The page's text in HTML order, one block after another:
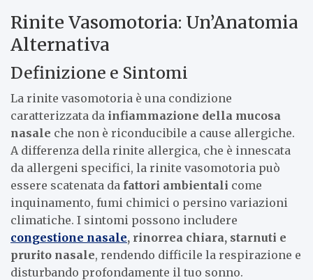
Rinite Vasomotoria: Un’Anatomia
Alternativa
Definizione e Sintomi
La rinite vasomotoria è una condizione
caratterizzata da infiammazione della mucosa
nasale che non è riconducibile a cause allergiche.
A differenza della rinite allergica, che è innescata
da allergeni specifici, la rinite vasomotoria può
essere scatenata da fattori ambientali come
inquinamento, fumi chimici o persino variazioni
climatiche. I sintomi possono includere
congestione nasale, rinorrea chiara, starnuti e
prurito nasale, rendendo difficile la respirazione e
disturbando profondamente il tuo sonno.